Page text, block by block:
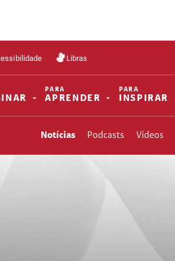
Libras
PARA
APRENDER
PARA
INSPIRAR
Notícias Podcasts Vídeos